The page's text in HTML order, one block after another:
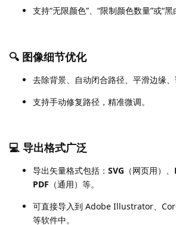
支持“无限颜色”、“限制颜色数量”或“黑
🔍 图像细节优化
去除背景、自动闭合路径、平滑边缘、
支持手动修复路径，精准微调。
💻 导出格式广泛
导出矢量格式包括： SVG （网页用）、
PDF （通用）等。
可直接导入到 Adobe Illustrator、
等软件中。